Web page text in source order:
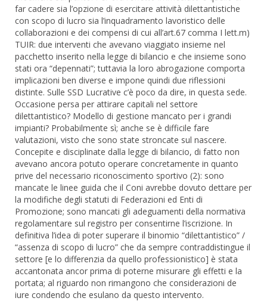
far cadere sia l’opzione di esercitare attività dilettantistiche
con scopo di lucro sia l’inquadramento lavoristico delle
collaborazioni e dei compensi di cui all’art.67 comma I lett.m)
TUIR: due interventi che avevano viaggiato insieme nel
pacchetto inserito nella legge di bilancio e che insieme sono
stati ora “depennati”; tuttavia la loro abrogazione comporta
implicazioni ben diverse e impone quindi due riflessioni
distinte. Sulle SSD Lucrative c’è poco da dire, in questa sede.
Occasione persa per attirare capitali nel settore
dilettantistico? Modello di gestione mancato per i grandi
impianti? Probabilmente sì; anche se è difficile fare
valutazioni, visto che sono state stroncate sul nascere.
Concepite e disciplinate dalla legge di bilancio, di fatto non
avevano ancora potuto operare concretamente in quanto
prive del necessario riconoscimento sportivo (2): sono
mancate le linee guida che il Coni avrebbe dovuto dettare per
la modifiche degli statuti di Federazioni ed Enti di
Promozione; sono mancati gli adeguamenti della normativa
regolamentare sul registro per consentirne l’iscrizione. In
definitiva l’idea di poter superare il binomio “dilettantistico” /
“assenza di scopo di lucro” che da sempre contraddistingue il
settore [e lo differenzia da quello professionistico] è stata
accantonata ancor prima di poterne misurare gli effetti e la
portata; al riguardo non rimangono che considerazioni de
iure condendo che esulano da questo intervento.